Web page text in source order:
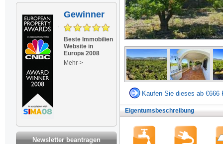
Gewinner
Beste Immobilien
Website in
Europa 2008
Mehr->
Newsletter beantragen
Kaufen Sie dieses ab €666
Eigentumsbeschreibung